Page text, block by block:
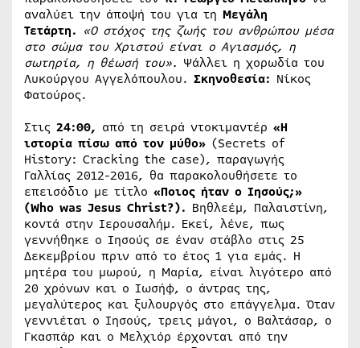
αναλύει την άποψή του για τη Μεγάλη
Τετάρτη. «Ο στόχος της ζωής του ανθρώπου μέσα
στο σώμα του Χριστού είναι ο Αγιασμός, η
σωτηρία, η θέωσή του». Ψάλλει η χορωδία του
Λυκούργου Αγγελόπουλου. Σκηνοθεσία: Νίκος
Φατούρος.
Στις 24:00, από τη σειρά ντοκιμαντέρ «Η
ιστορία πίσω από τον μύθο» (Secrets of
History: Cracking the case), παραγωγής
Γαλλίας 2012-2016, θα παρακολουθήσετε το
επεισόδιο με τίτλο «Ποιος ήταν ο Ιησούς;»
(Who was Jesus Christ?). Βηθλεέμ, Παλαιστίνη,
κοντά στην Ιερουσαλήμ. Εκεί, λένε, πως
γεννήθηκε ο Ιησούς σε έναν στάβλο στις 25
Δεκεμβρίου πριν από το έτος 1 για εμάς. Η
μητέρα του μωρού, η Μαρία, είναι λιγότερο από
20 χρόνων και ο Ιωσήφ, ο άντρας της,
μεγαλύτερος και ξυλουργός στο επάγγελμα. Όταν
γεννιέται ο Ιησούς, τρεις μάγοι, ο Βαλτάσαρ, ο
Γκασπάρ και ο Μελχιόρ έρχονται από την